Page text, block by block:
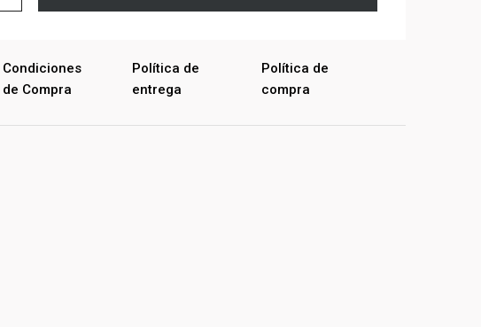
Condiciones
de Compra
Política de
entrega
Política de
compra